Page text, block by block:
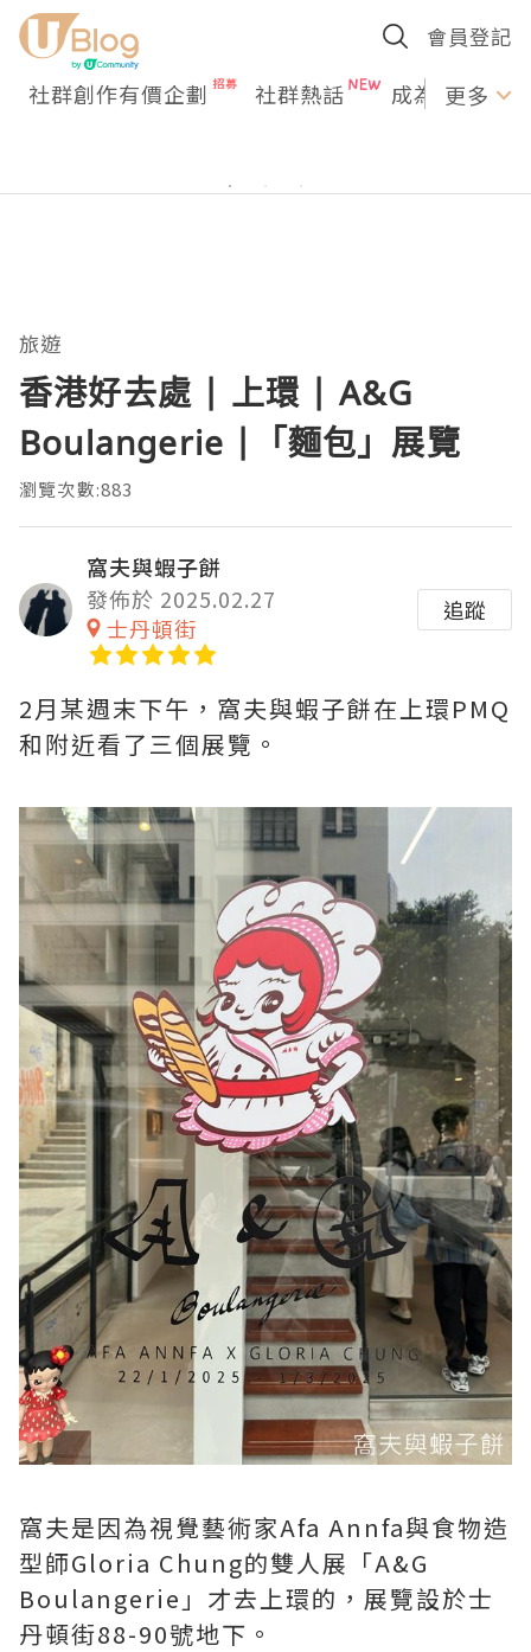
會員登記
社群創作有價企劃 社群熱話 成為U更多
旅遊
香港好去處 | 上環 | A&G
Boulangerie |「麵包」展覽
瀏覽次數:883
窩夫與蝦子餅
發佈於 2025.02.27
士丹頓街
追蹤
2月某週末下午，窩夫與蝦子餅在上環PMQ
和附近看了三個展覽。
窩夫是因為視覺藝術家Afa Annfa與食物造
型師Gloria Chung的雙人展「A&G
Boulangerie」才去上環的，展覽設於士
丹頓街88-90號地下。